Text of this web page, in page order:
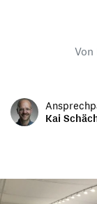
Von
Kai